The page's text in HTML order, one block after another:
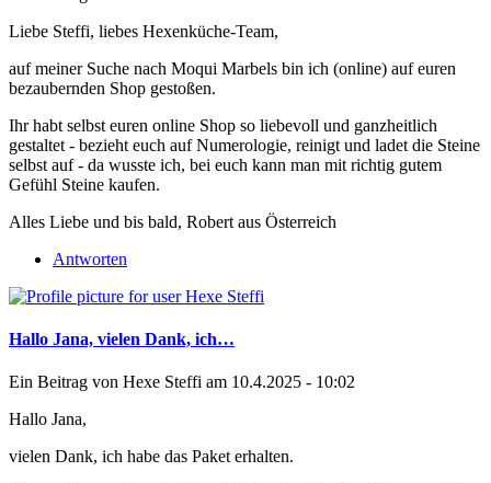
Liebe Steffi, liebes Hexenküche-Team,
auf meiner Suche nach Moqui Marbels bin ich (online) auf euren
bezaubernden Shop gestoßen.
Ihr habt selbst euren online Shop so liebevoll und ganzheitlich
gestaltet - bezieht euch auf Numerologie, reinigt und ladet die Steine
selbst auf - da wusste ich, bei euch kann man mit richtig gutem
Gefühl Steine kaufen.
Alles Liebe und bis bald, Robert aus Österreich
Antworten
Hallo Jana, vielen Dank, ich…
Ein Beitrag von Hexe Steffi am 10.4.2025 - 10:02
Hallo Jana,
vielen Dank, ich habe das Paket erhalten.